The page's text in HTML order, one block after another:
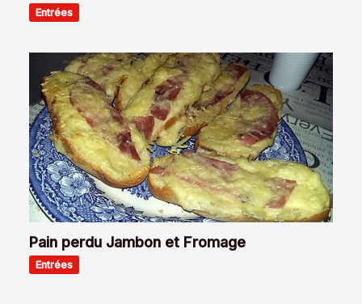
Entrées
Pain perdu Jambon et Fromage
Entrées